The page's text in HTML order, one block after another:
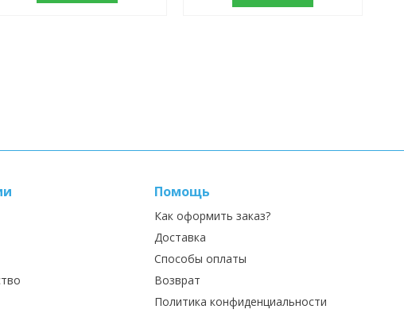
Помощь
Как оформить заказ?
Доставка
Способы оплаты
Возврат
Политика конфиденциальности